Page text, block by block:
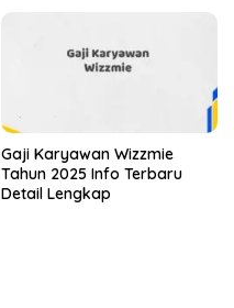
Gaji Karyawan Wizzmie
Tahun 2025 Info Terbaru
Detail Lengkap